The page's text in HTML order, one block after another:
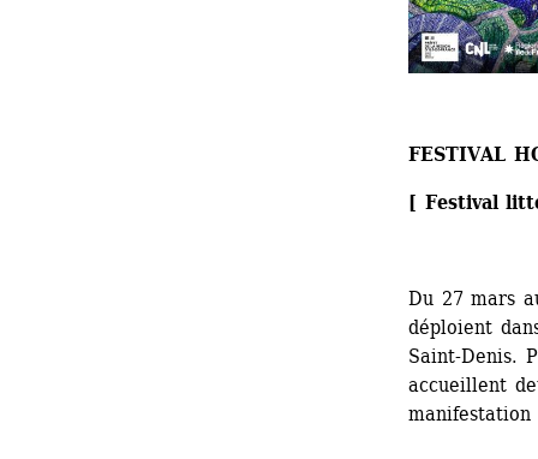
FESTIVAL
[ Festival
Du 27 mars
déploient
Saint-Denis.
accueillent